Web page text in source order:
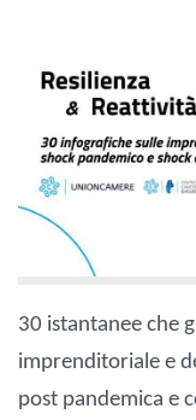
30 istantanee che
imprenditoriale e
post pandemica e